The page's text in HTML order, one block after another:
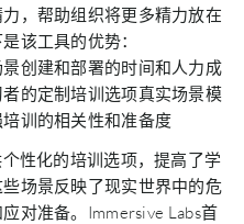
，帮助组织将更多精力放在
该工具的优势：
创建和部署的时间和人力成
的定制培训选项真实场景模
训的相关性和准备度
性化的培训选项，提高了学
场景反映了现实世界中的危
对准备。Immersive Labs首